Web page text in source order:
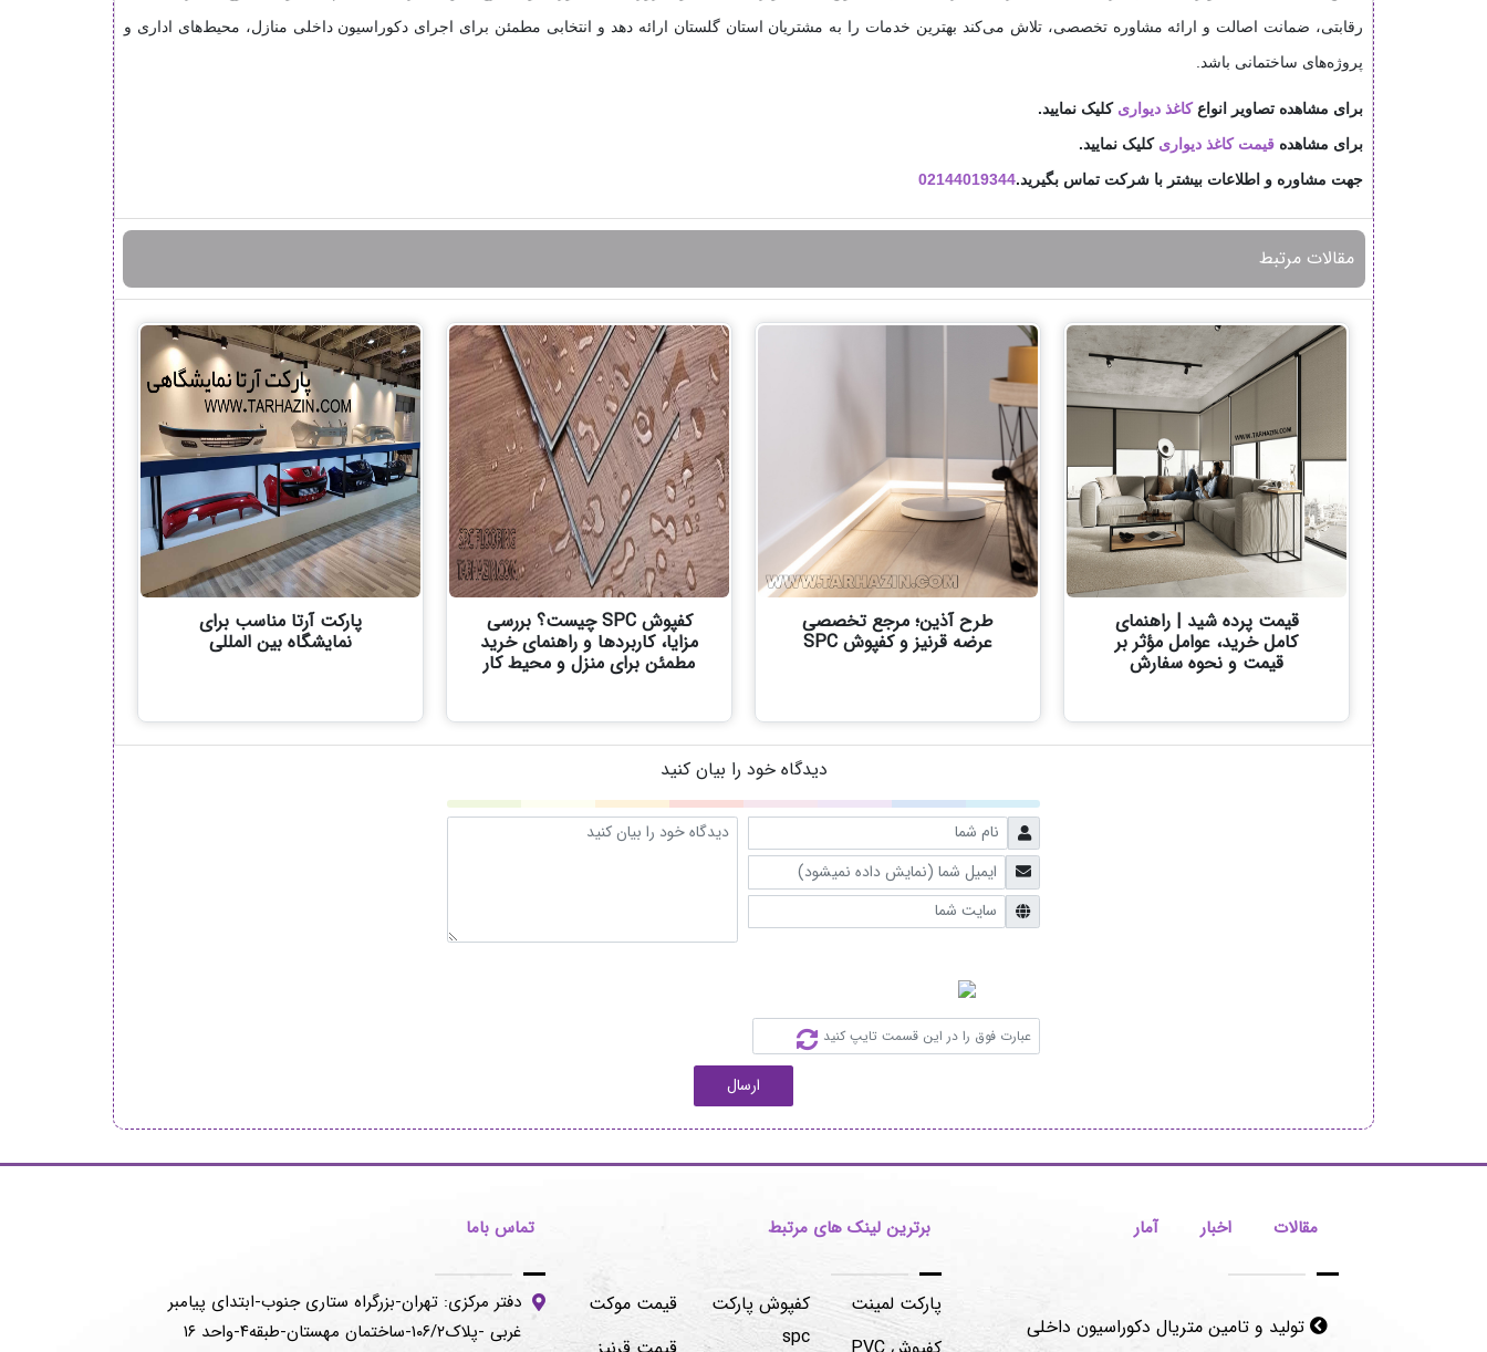
رقابتی، ضمانت اصالت و ارائه مشاوره تخصصی، تلاش می‌کند بهترین خدمات را به مشتریان استان گلستان ارائه دهد و انتخابی مطمئن برای اجرای دکوراسیون داخلی منازل، محیط‌های اداری و
پروژه‌های ساختمانی باشد.
برای مشاهده تصاویر انواعکاغذ دیواری کلیک نمایید.
برای مشاهده قیمت کاغذ دیواری کلیک نمایید.
جهت مشاوره و اطلاعات بیشتر با شرکت تماس بگیرید.02144019344
مقالات مرتبط
قیمت پرده شید | راهنمای
کامل خرید، عوامل مؤثر بر
قیمت و نحوه سفارش
طرح آذین؛ مرجع تخصصی
عرضه قرنیز و کفپوش SPC
کفپوش SPC چیست؟ بررسی
مزایا، کاربردها و راهنمای خرید
مطمئن برای منزل و محیط کار
پارکت آرتا مناسب برای
نمایشگاه بین المللی
دیدگاه خود را بیان کنید
ارسال
مقالات اخبار آمار
تولید و تامین متریال دکوراسیون داخلی
برترین لینک های مرتبط
پارکت لمینت
کفپوش پارکت
spc
قیمت موکت
تماس باما
دفتر مرکزی: تهران-بزرگراه ستاری جنوب-ابتدای پیامبر
غربی -پلاک۱۰۶/۲-ساختمان مهستان-طبقه۴-واحد ۱۶